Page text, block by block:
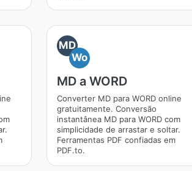
MD
Wo
MD a WORD
Converter MD para WORD online
gratuitamente. Conversão
instantânea MD para WORD com
simplicidade de arrastar e soltar.
Ferramentas PDF confiadas em
PDF.to.